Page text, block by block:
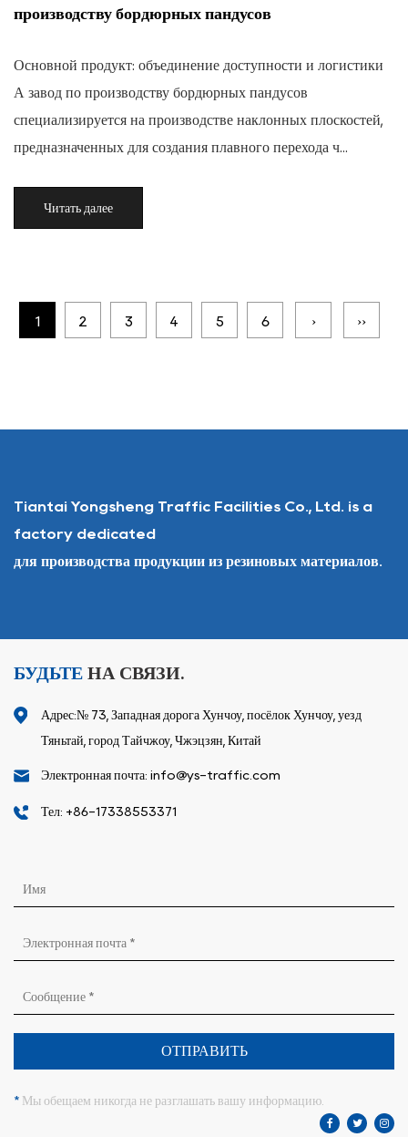
производству бордюрных пандусов
Основной продукт: объединение доступности и логистики
А завод по производству бордюрных пандусов
специализируется на производстве наклонных плоскостей,
предназначенных для создания плавного перехода ч...
Читать далее
1 2 3 4 5 6 › ››
Tiantai Yongsheng Traffic Facilities Co., Ltd. is a
factory dedicated
для производства продукции из резиновых материалов.
БУДЬТЕ НА СВЯЗИ.
Адрес:№ 73, Западная дорога Хунчоу, посёлок Хунчоу, уезд
Тяньтай, город Тайчжоу, Чжэцзян, Китай
Электронная почта: info@ys-traffic.com
Тел: +86-17338553371
ОТПРАВИТЬ
* Мы обещаем никогда не разглашать вашу информацию.